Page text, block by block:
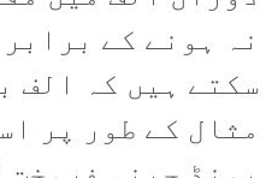
نہ ہونے کے
سکتے ہیں کہ الف
مثال کے طور پر